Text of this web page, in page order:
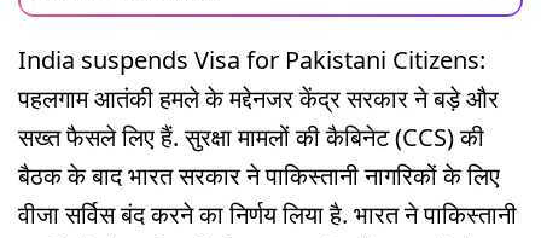
India suspends Visa for Pakistani Citizens:
पहलगाम आतंकी हमले के मद्देनजर केंद्र सरकार ने बड़े और
सख्त फैसले लिए हैं. सुरक्षा मामलों की कैबिनेट (CCS) की
बैठक के बाद भारत सरकार ने पाकिस्तानी नागरिकों के लिए
वीजा सर्विस बंद करने का निर्णय लिया है. भारत ने पाकिस्तानी